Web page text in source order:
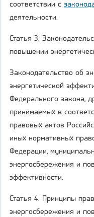
соответствии с
деятельности.
Статья 3.
повышении
Законодательство об
энергетической
Федерального закона,
принимаемых в
правовых актов
иных нормативных
Федерации,
энергосбережения и
эффективности.
Статья 4. Принципы
энергосбережения и